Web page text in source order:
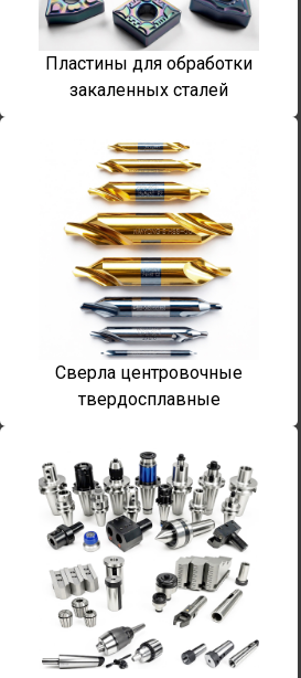
Пластины для обработки
закаленных сталей
Сверла центровочные
твердосплавные